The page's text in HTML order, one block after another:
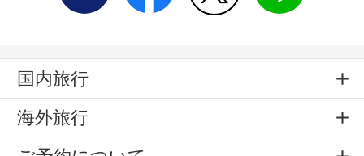
国内旅行
海外旅行